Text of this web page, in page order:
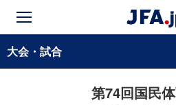
大会・試合
第74回国民